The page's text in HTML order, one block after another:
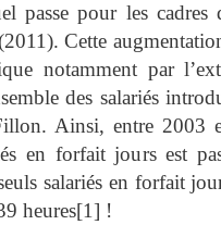
passe pour les cadres
Cette
notamment par
des salariés
Ainsi, entre 2003
en forfait jours est
salariés en forfait
heures[1] !